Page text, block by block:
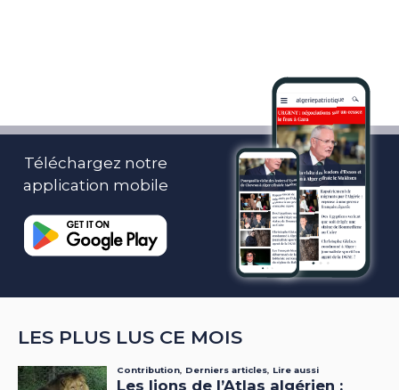
Téléchargez notre
application mobile
LES PLUS LUS CE MOIS